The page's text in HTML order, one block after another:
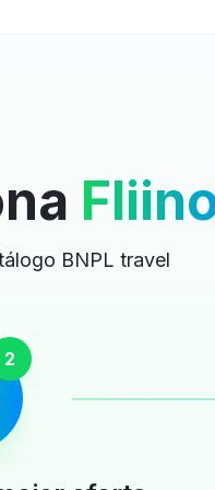
BNPL travel
2